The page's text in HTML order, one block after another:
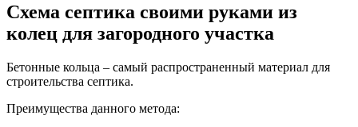
Схема септика своими руками из
колец для загородного участка
Бетонные кольца – самый распространенный материал для
строительства септика.
Преимущества данного метода: